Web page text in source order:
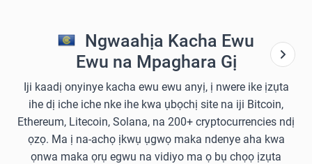
Ngwaahịa Kacha Ewu
Ewu na Mpaghara Gị
Iji kaadị onyinye kacha ewu ewu anyị, ị nwere ike ịzụta
ihe dị iche iche nke ihe kwa ụbọchị site na iji Bitcoin,
Ethereum, Litecoin, Solana, na 200+ cryptocurrencies ndị
ọzọ. Ma ị na-achọ ịkwụ ụgwọ maka ndenye aha kwa
ọnwa maka ọrụ egwu na vidiyo ma ọ bụ chọọ ịzụta